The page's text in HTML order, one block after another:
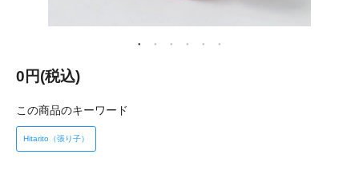
0円(税込)
この商品のキーワード
Hitarito（張り子）